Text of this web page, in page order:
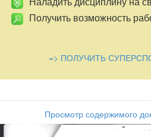
Получить возможность
=> ПОЛУЧИТЬ
Просмотр содержимого